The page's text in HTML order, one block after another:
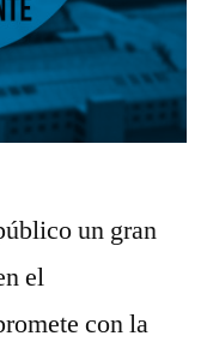
un gran
el
con la